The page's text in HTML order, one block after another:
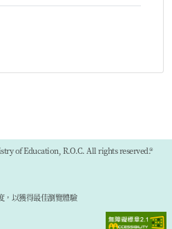
of Education, R.O.C. All rights reserved.®
，以獲得最佳瀏覽體驗